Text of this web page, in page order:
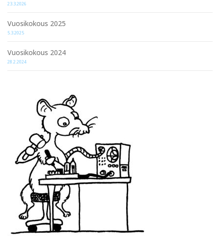
23.3.2026
Vuosikokous 2025
5.3.2025
Vuosikokous 2024
28.2.2024